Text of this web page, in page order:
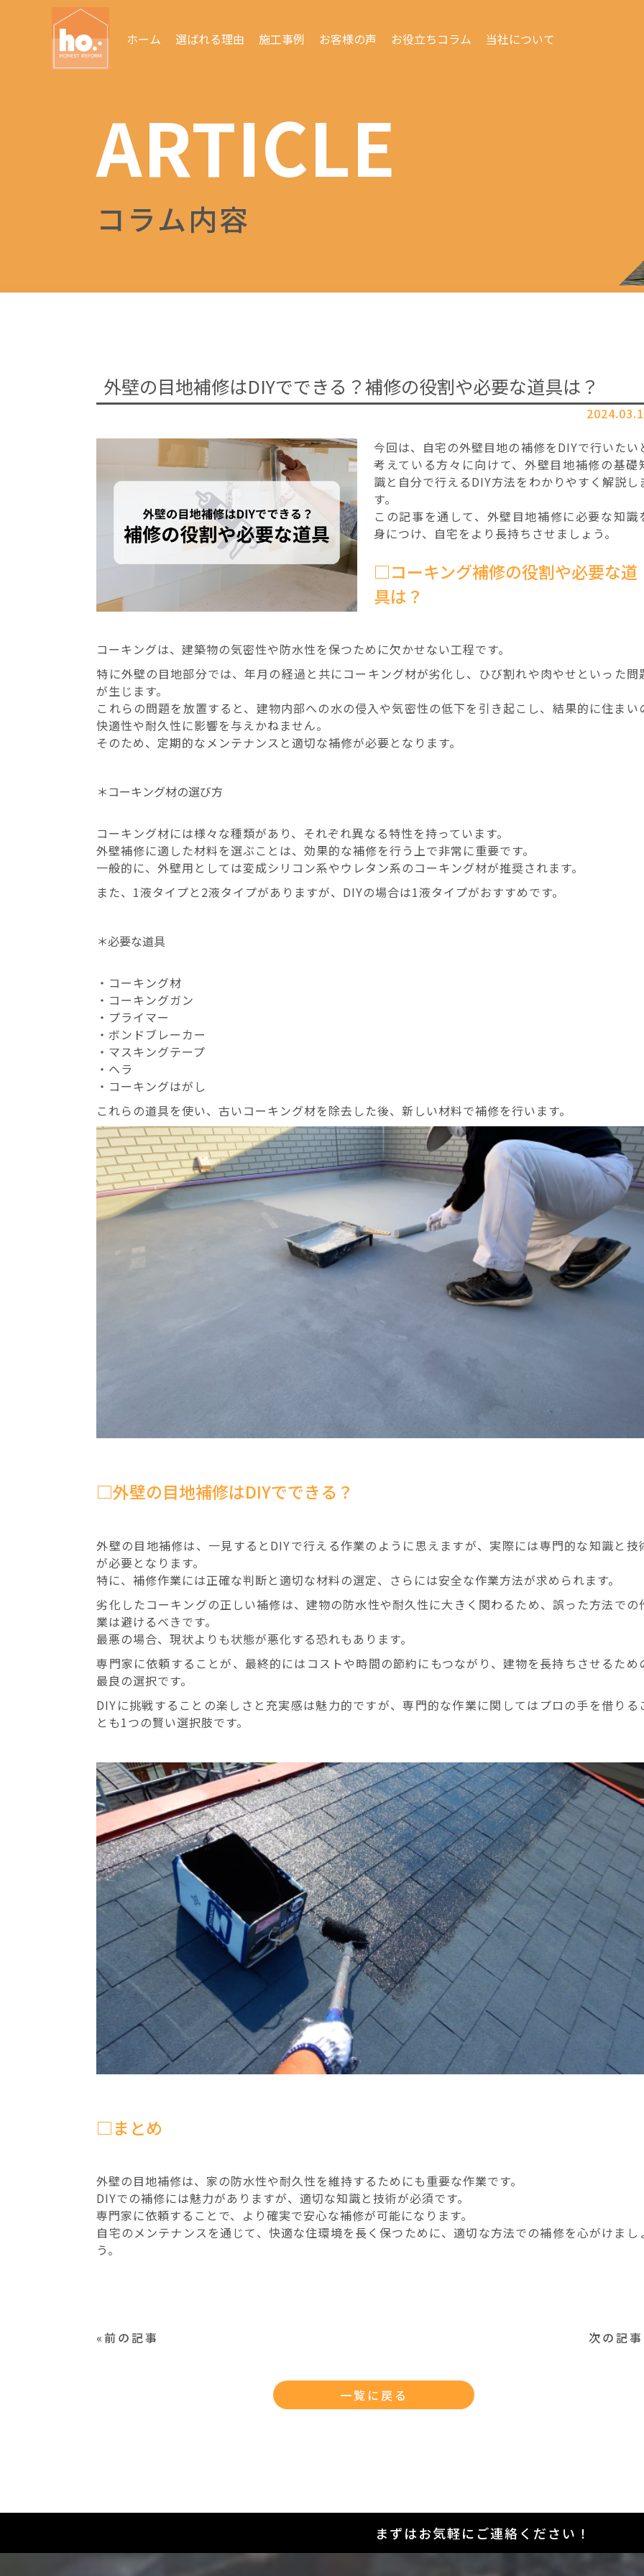
ホーム 選ばれる理由 施工事例 お客様の声 お役立ちコラム 当社について
ARTICLE
コラム内容
外壁の目地補修はDIYでできる？補修の役割や必要な道具は？
今回は、自宅の外壁目地の補修をDIYで行いたい
考えている方々に向けて、外壁目地補修の基礎
識と自分で行えるDIY方法をわかりやすく解説し
す。
この記事を通して、外壁目地補修に必要な知識
身につけ、自宅をより長持ちさせましょう。
□コーキング補修の役割や必要な道
具は？
コーキングは、建築物の気密性や防水性を保つために欠かせない工程です。
特に外壁の目地部分では、年月の経過と共にコーキング材が劣化し、ひび割れや肉やせといった問
が生じます。
これらの問題を放置すると、建物内部への水の侵入や気密性の低下を引き起こし、結果的に住まい
快適性や耐久性に影響を与えかねません。
そのため、定期的なメンテナンスと適切な補修が必要となります。
＊コーキング材の選び方
コーキング材には様々な種類があり、それぞれ異なる特性を持っています。
外壁補修に適した材料を選ぶことは、効果的な補修を行う上で非常に重要です。
一般的に、外壁用としては変成シリコン系やウレタン系のコーキング材が推奨されます。
また、1液タイプと2液タイプがありますが、DIYの場合は1液タイプがおすすめです。
＊必要な道具
・コーキング材
・コーキングガン
・プライマー
・ボンドブレーカー
・マスキングテープ
・ヘラ
・コーキングはがし
これらの道具を使い、古いコーキング材を除去した後、新しい材料で補修を行います。
□外壁の目地補修はDIYでできる？
外壁の目地補修は、一見するとDIYで行える作業のように思えますが、実際には専門的な知識と技
が必要となります。
特に、補修作業には正確な判断と適切な材料の選定、さらには安全な作業方法が求められます。
劣化したコーキングの正しい補修は、建物の防水性や耐久性に大きく関わるため、誤った方法での
業は避けるべきです。
最悪の場合、現状よりも状態が悪化する恐れもあります。
専門家に依頼することが、最終的にはコストや時間の節約にもつながり、建物を長持ちさせるため
最良の選択です。
DIYに挑戦することの楽しさと充実感は魅力的ですが、専門的な作業に関してはプロの手を借りる
とも1つの賢い選択肢です。
□まとめ
外壁の目地補修は、家の防水性や耐久性を維持するためにも重要な作業です。
DIYでの補修には魅力がありますが、適切な知識と技術が必須です。
専門家に依頼することで、より確実で安心な補修が可能になります。
自宅のメンテナンスを通じて、快適な住環境を長く保つために、適切な方法での補修を心がけまし
う。
«前の記事 次の記
一覧に戻る
まずはお気軽にご連絡ください！